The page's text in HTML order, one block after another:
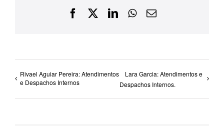
Facebook
X LinkedInWhatsApp
E-
Rivael Aguiar Pereira: Atendimentos
e Despachos Internos
Lara Garcia: Atendimentos e
Despachos Internos.